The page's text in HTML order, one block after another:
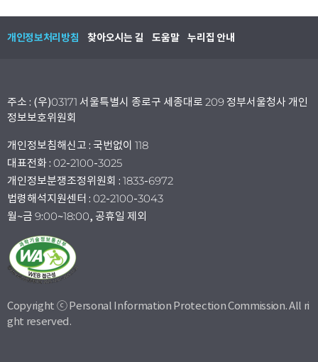
개인정보처리방침 찾아오시는 길 도움말 누리집 안내
주소 : (우)03171 서울특별시 종로구 세종대로 209 정부서울청사 개인
정보보호위원회
개인정보침해신고 : 국번없이 118
대표전화 : 02-2100-3025
개인정보분쟁조정위원회 : 1833-6972
법령해석지원센터 : 02-2100-3043
월~금 9:00~18:00, 공휴일 제외
Copyright ⓒ Personal Information Protection Commission. All ri
ght reserved.